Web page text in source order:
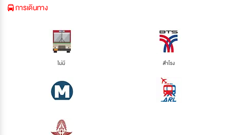
การเดินทาง
ไม่มี สำโรง